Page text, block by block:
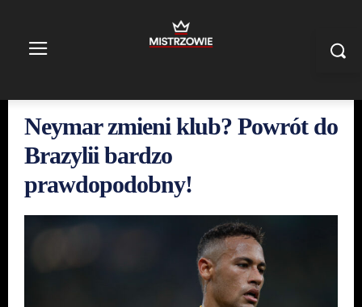
Neymar zmieni klub? Powrót do
Brazylii bardzo
prawdopodobny!